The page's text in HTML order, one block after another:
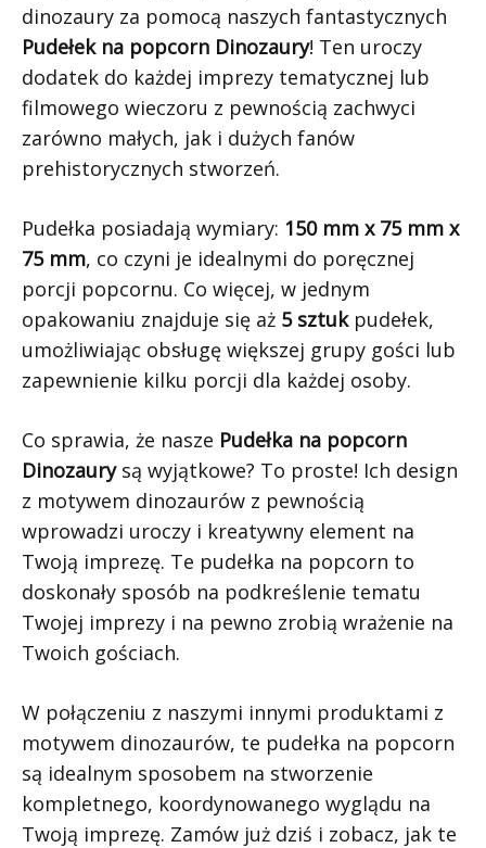
dinozaury za pomocą naszych fantastycznych
Pudełek na popcorn Dinozaury! Ten uroczy
dodatek do każdej imprezy tematycznej lub
filmowego wieczoru z pewnością zachwyci
zarówno małych, jak i dużych fanów
prehistorycznych stworzeń.
Pudełka posiadają wymiary: 150 mm x 75 mm x
75 mm, co czyni je idealnymi do poręcznej
porcji popcornu. Co więcej, w jednym
opakowaniu znajduje się aż 5 sztukpudełek,
umożliwiając obsługę większej grupy gości lub
zapewnienie kilku porcji dla każdej osoby.
Co sprawia, że nasze Pudełka na popcorn
Dinozaurysą wyjątkowe? To proste! Ich design
z motywem dinozaurów z pewnością
wprowadzi uroczy i kreatywny element na
Twoją imprezę. Te pudełka na popcorn to
doskonały sposób na podkreślenie tematu
Twojej imprezy i na pewno zrobią wrażenie na
Twoich gościach.
W połączeniu z naszymi innymi produktami z
motywem dinozaurów, te pudełka na popcorn
są idealnym sposobem na stworzenie
kompletnego, koordynowanego wyglądu na
Twoją imprezę. Zamów już dziś i zobacz, jak te